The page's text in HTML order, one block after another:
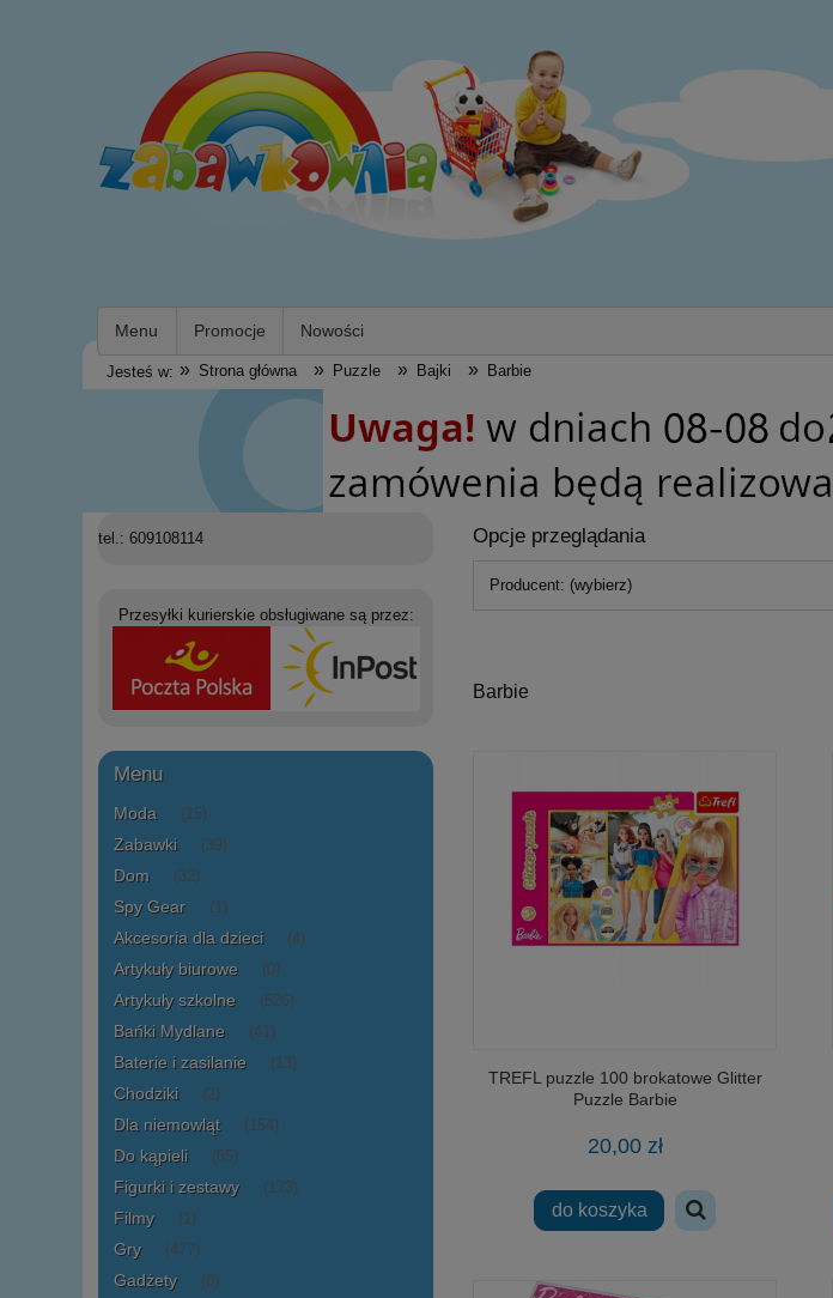
Menu Promocje Nowości
Jesteś w: » Strona główna » Puzzle » Bajki » Barbie
tel.: 609108114
Przesyłki kurierskie obsługiwane są przez:
Menu
Moda (15)
Zabawki (39)
Dom (32)
Spy Gear (1)
Akcesoria dla dzieci (4)
Artykuły biurowe (0)
Artykuły szkolne (526)
Bańki Mydlane (41)
Baterie i zasilanie (13)
Chodziki (2)
Dla niemowląt (154)
Do kąpieli (55)
Figurki i zestawy (173)
Filmy (1)
Gry (477)
Gadżety (8)
Opcje przeglądania
Producent: (wybierz)
Barbie
TREFL puzzle 100 brokatowe Glitter
Puzzle Barbie
20,00 zł
do koszyka